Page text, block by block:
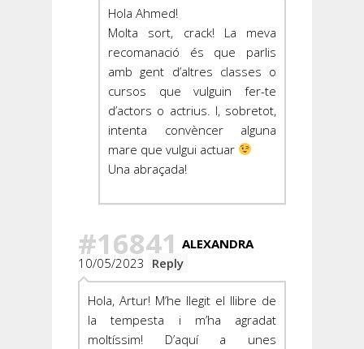
Hola Ahmed!
Molta sort, crack! La meva
recomanació és que parlis
amb gent d’altres classes o
cursos que vulguin fer-te
d’actors o actrius. I, sobretot,
intenta convèncer alguna
mare que vulgui actuar
Una abraçada!
#16841 ALEXANDRA
10/05/2023 Reply
Hola, Artur! M’he llegit el llibre de
la tempesta i m’ha agradat
moltíssim! D’aquí a unes